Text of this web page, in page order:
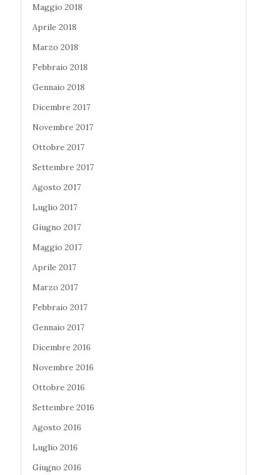
Maggio 2018
Aprile 2018
Marzo 2018
Febbraio 2018
Gennaio 2018
Dicembre 2017
Novembre 2017
Ottobre 2017
Settembre 2017
Agosto 2017
Luglio 2017
Giugno 2017
Maggio 2017
Aprile 2017
Marzo 2017
Febbraio 2017
Gennaio 2017
Dicembre 2016
Novembre 2016
Ottobre 2016
Settembre 2016
Agosto 2016
Luglio 2016
Giugno 2016